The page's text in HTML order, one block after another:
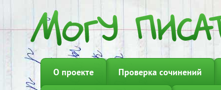
О проекте Проверка сочинений